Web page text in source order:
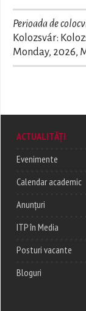
Perioada de
Kolozsvár:
Monday, 2026,
ACTUALITĂȚI
Evenimente
Calendar academic
Anunțuri
ITP în Media
Posturi vacante
Bloguri